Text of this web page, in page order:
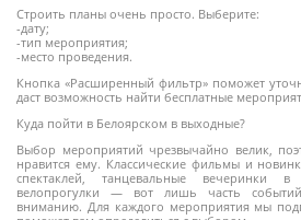
Строить планы очень просто. Выберите:
-дату;
-тип мероприятия;
-место проведения.
Кнопка «Расширенный фильтр» поможет
даст возможность найти бесплатные
Куда пойти в Белоярском в выходные?
Выбор мероприятий чрезвычайно велик,
нравится ему. Классические фильмы и
спектаклей, танцевальные вечеринки
велопрогулки — вот лишь часть
вниманию. Для каждого мероприятия мы